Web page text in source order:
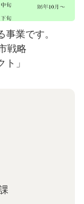
事業です。
戦略
」